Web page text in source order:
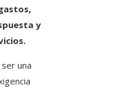
y
una